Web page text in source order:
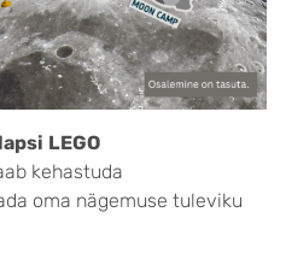
LEGO
kehastuda
oma nägemuse tuleviku